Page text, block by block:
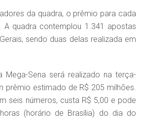
da quadra, o prêmio para cada
A quadra contemplou 1.341 apostas
sendo duas delas realizada em
Mega-Sena será realizado na terça-
prêmio estimado de R$ 205 milhões.
seis números, custa R$ 5,00 e pode
(horário de Brasília) do dia do